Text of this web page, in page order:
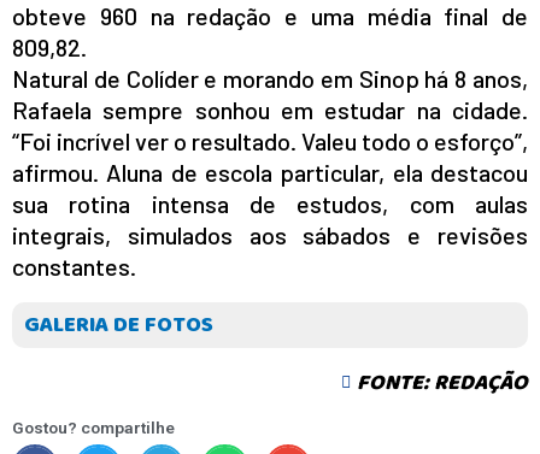
obteve 960 na redação e uma média final de
809,82.
Natural de Colíder e morando em Sinop há 8 anos,
Rafaela sempre sonhou em estudar na cidade.
“Foi incrível ver o resultado. Valeu todo o esforço”,
afirmou. Aluna de escola particular, ela destacou
sua rotina intensa de estudos, com aulas
integrais, simulados aos sábados e revisões
constantes.
GALERIA DE FOTOS
FONTE: REDAÇÃO
Gostou? compartilhe